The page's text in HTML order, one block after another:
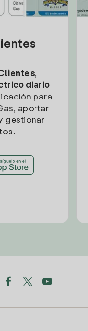
,
diario
para
aportar
gestionar